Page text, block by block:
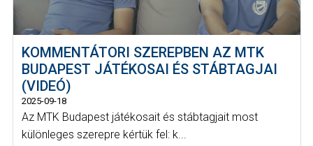
KOMMENTÁTORI SZEREPBEN AZ MTK
BUDAPEST JÁTÉKOSAI ÉS STÁBTAGJAI
(VIDEÓ)
2025-09-18
Az MTK Budapest játékosait és stábtagjait most
különleges szerepre kértük fel: k...